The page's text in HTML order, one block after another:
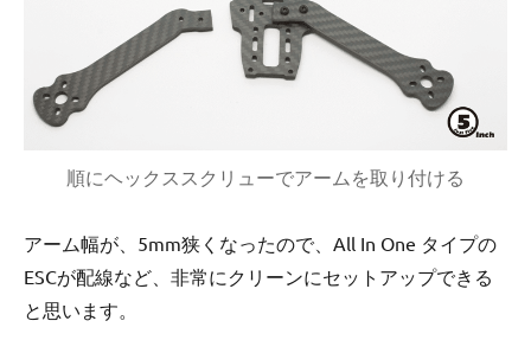
順にヘックススクリューでアームを取り付ける
アーム幅が、5mm狭くなったので、All In One タイプの
ESCが配線など、非常にクリーンにセットアップできる
と思います。